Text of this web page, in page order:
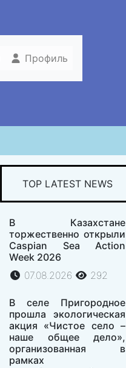
Профиль
TOP LATEST NEWS
В Казахстане
торжественно открыли
Caspian Sea Action
Week 2026
07.08.2026
292
В селе Пригородное
прошла экологическая
акция «Чистое село –
наше общее дело»,
организованная в
рамках